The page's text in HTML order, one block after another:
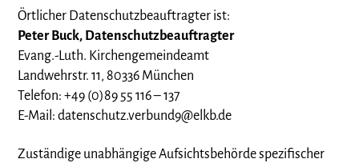
Örtlicher Datenschutzbeauftragter ist:
Peter Buck, Datenschutzbeauftragter
Evang.-Luth. Kirchengemeindeamt
Landwehrstr. 11, 80336 München
Telefon: +49 (0)89 55 116 – 137
E-Mail:datenschutz.verbund9@elkb.de
Zuständige unabhängige Aufsichtsbehörde spezifischer